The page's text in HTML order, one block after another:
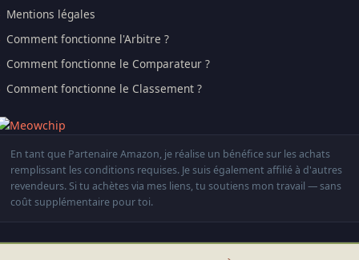
Mentions légales
Comment fonctionne l'Arbitre ?
Comment fonctionne le Comparateur ?
Comment fonctionne le Classement ?
En tant que Partenaire Amazon, je réalise un bénéfice sur les achats
remplissant les conditions requises. Je suis également affilié à d'autres
revendeurs. Si tu achètes via mes liens, tu soutiens mon travail — sans
coût supplémentaire pour toi.